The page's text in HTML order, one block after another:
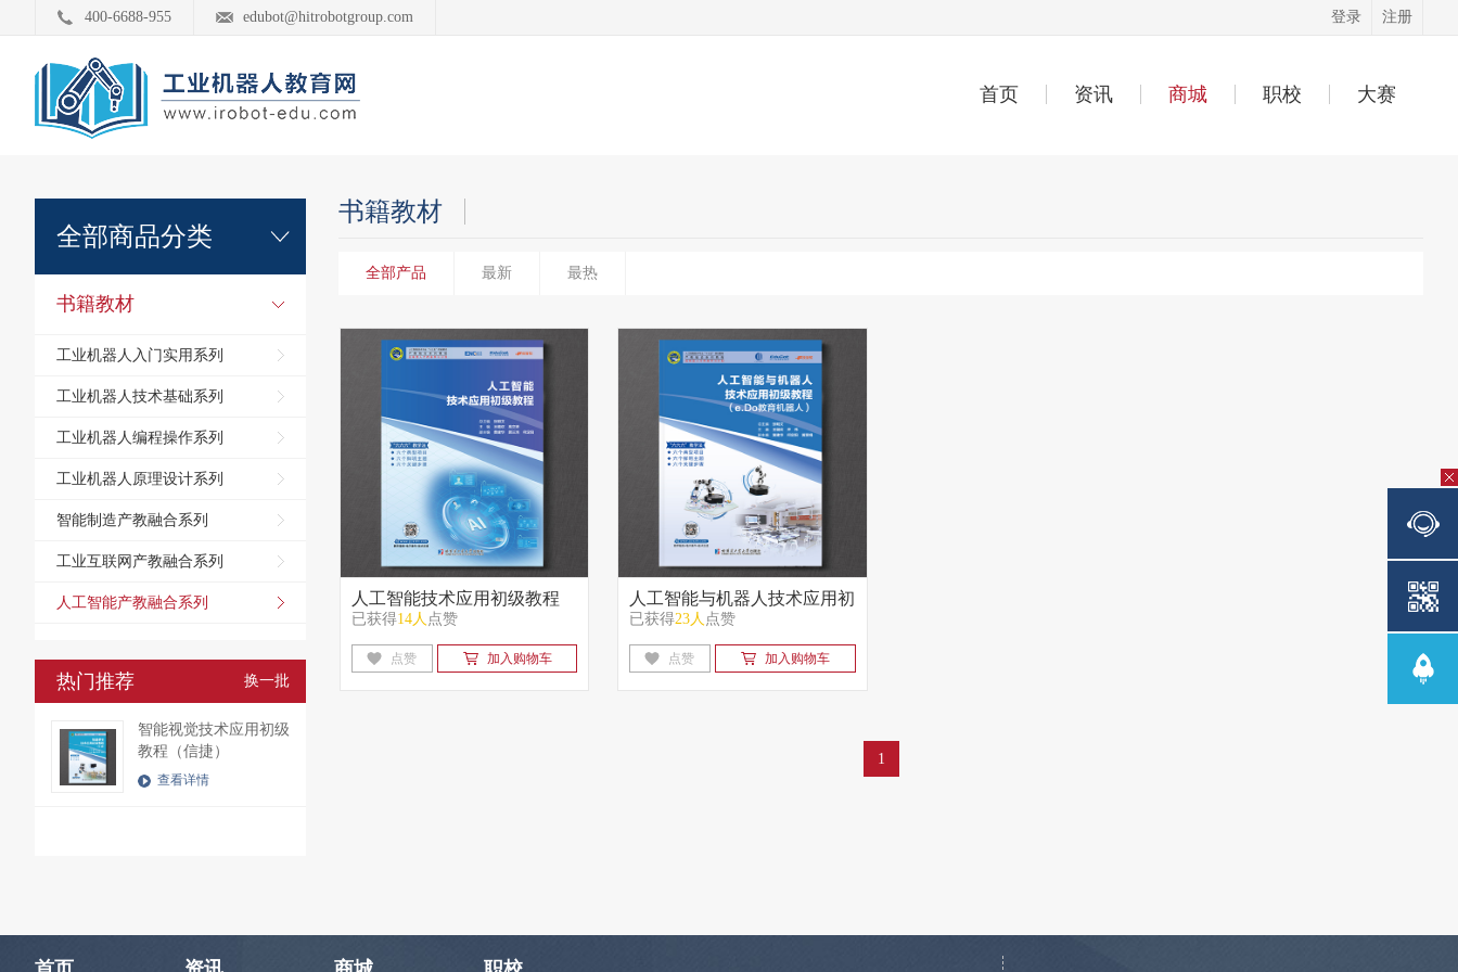
400-6688-955 edubot@hitrobotgroup.com 登录 注册
首页 资讯 商城 职校 大赛
全部商品分类
书籍教材
工业机器人入门实用系列
工业机器人技术基础系列
工业机器人编程操作系列
工业机器人原理设计系列
智能制造产教融合系列
工业互联网产教融合系列
人工智能产教融合系列
热门推荐 换一批
智能视觉技术应用初级
教程（信捷）
查看详情
书籍教材
全部产品 最新 最热
人工智能技术应用初级教程
已获得14人 点赞
点赞 加入购物车
人工智能与机器人技术应用初
级教程（e.Do教育机器人）
已获得23人 点赞
点赞 加入购物车
1